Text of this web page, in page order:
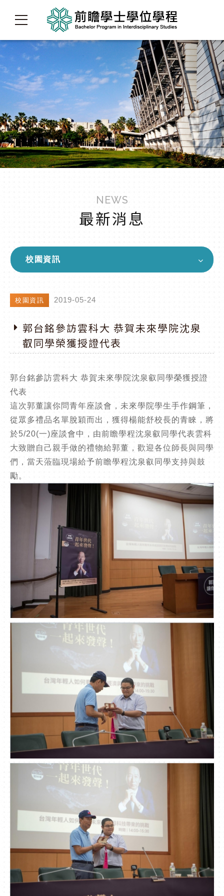
NEWS
最新消息
校園資訊
校園資訊 2019-05-24
郭台銘參訪雲科大 恭賀未來學院沈泉
叡同學榮獲授證代表
郭台銘參訪雲科大 恭賀未來學院沈泉叡同學榮獲授證
代表
這次郭董讓你問青年座談會，未來學院學生手作鋼筆，
從眾多禮品名單脫穎而出，獲得楊能舒校長的青睞，將
於5/20(一)座談會中，由前瞻學程沈泉叡同學代表雲科
大致贈自己親手做的禮物給郭董，歡迎各位師長與同學
們，當天蒞臨現場給予前瞻學程沈泉叡同學支持與鼓
勵。